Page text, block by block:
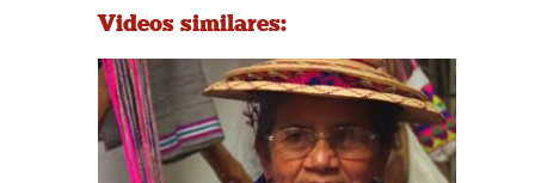
Videos similares: